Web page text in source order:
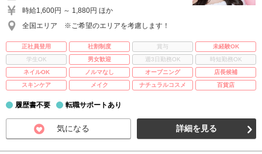
時給1,600円 ～ 1,880円 ほか
全国エリア ※ご希望のエリアを考慮します！
正社員登用 社割制度 賞与
未経験OK
学生OK
男女歓迎 週3日勤務OK
時短勤務OK
ネイルOK
ノルマなし オープニング
店長候補
スキンケア
メイク ナチュラルコスメ 百貨店
履歴書不要 転職サポートあり
気になる 詳細を見る